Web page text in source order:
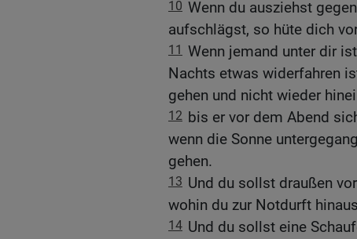
10 Wenn du ausziehst
aufschlägst, so hüte dich
11 Wenn jemand unter dir
Nachts etwas widerfahren
gehen und nicht wieder
12 bis er vor dem Abend
wenn die Sonne
gehen.
13 Und du sollst draußen
wohin du zur Notdurft
14 Und du sollst eine